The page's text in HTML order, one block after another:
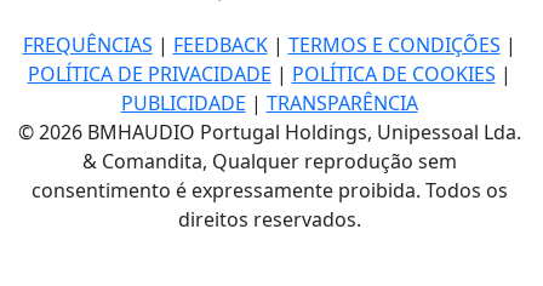
FREQUÊNCIAS | FEEDBACK| TERMOS E CONDIÇÕES |
POLÍTICA DE PRIVACIDADE | POLÍTICA DE COOKIES |
PUBLICIDADE | TRANSPARÊNCIA
© 2026 BMHAUDIO Portugal Holdings, Unipessoal Lda.
& Comandita, Qualquer reprodução sem
consentimento é expressamente proibida. Todos os
direitos reservados.